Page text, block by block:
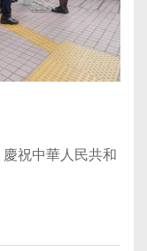
祝中華人民共和